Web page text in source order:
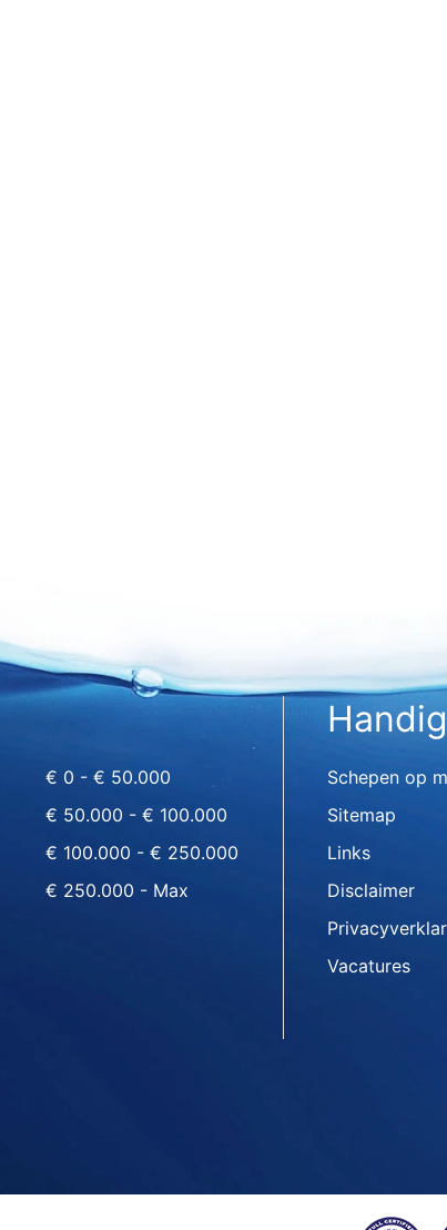
€ 0 - € 50.000
€ 50.000 - € 100.000
€ 100.000 - € 250.000
€ 250.000 - Max
Schepen op
Sitemap
Links
Disclaimer
Vacatures